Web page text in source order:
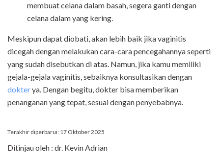
membuat celana dalam basah, segera ganti dengan
celana dalam yang kering.
Meskipun dapat diobati, akan lebih baik jika vaginitis
dicegah dengan melakukan cara-cara pencegahannya seperti
yang sudah disebutkan di atas. Namun, jika kamu memiliki
gejala-gejala vaginitis, sebaiknya konsultasikan dengan
dokterya. Dengan begitu, dokter bisa memberikan
penanganan yang tepat, sesuai dengan penyebabnya.
Terakhir diperbarui: 17 Oktober 2025